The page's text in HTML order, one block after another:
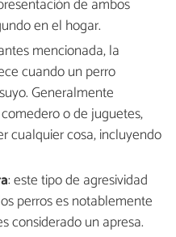
de ambos
en el hogar.
mencionada, la
cuando un perro
Generalmente
o de juguetes,
cualquier cosa, incluyendo
: este tipo de agresividad
perros es notablemente
considerado un apresa.